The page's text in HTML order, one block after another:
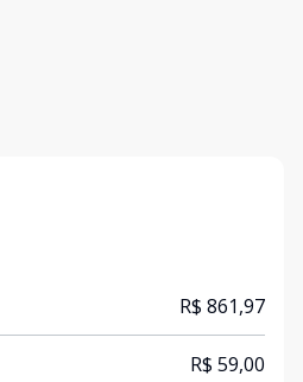
R$ 861,97
R$ 59,00